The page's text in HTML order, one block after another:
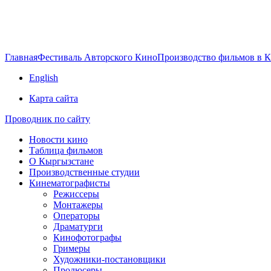
ГлавнаяФестиваль Авторского КиноПроизводство фильмов в
English
Карта сайта
Проводник по сайту
Новости кино
Таблица фильмов
О Кыргызстане
Производственные студии
Кинематографисты
Режиссеры
Монтажеры
Операторы
Драматурги
Кинофотографы
Гримеры
Художники-постановщики